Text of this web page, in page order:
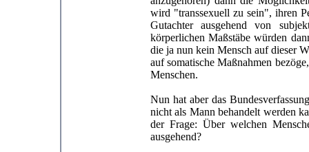
wird "transsexuell zu sein", ihren
Gutachter ausgehend von
körperlichen Maßstäbe würden
die ja nun kein Mensch auf dieser
auf somatische Maßnahmen
Menschen.
Nun hat aber das
nicht als Mann behandelt werden
der Frage: Über welchen
ausgehend?